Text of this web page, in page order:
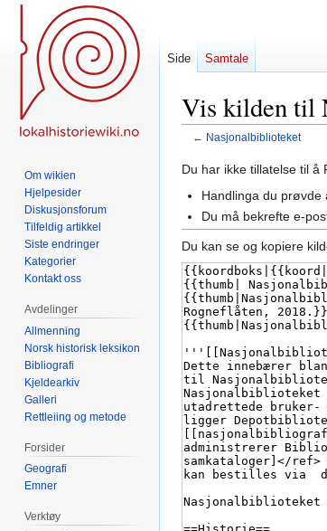
Vis kilden til
← Nasjonalbiblioteket
Hopp
navigering
Hopp
Du har ikke tillatelse til å
Handlinga du
Du må bekrefte e-
Du kan se og kopiere
Side Samtale
Om wikien
Hjelpesider
Diskusjonsforum
Tilfeldig artikkel
Siste endringer
Kategorier
Kontakt oss
Avdelinger
Allmenning
Norsk historisk leksikon
Bibliografi
Kjeldearkiv
Galleri
Rettleiing og metode
Forsider
Geografi
Emner
Verktøy